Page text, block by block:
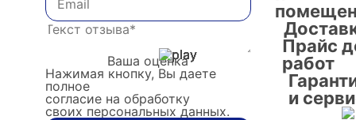
Ваша оценка
Нажимая кнопку, Вы даете
полное
согласие на обработку
своих персональных данных.
Прайс
работ
и